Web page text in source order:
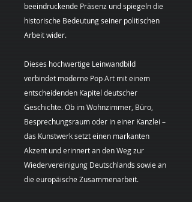
beeindruckende Präsenz und spiegeln die
historische Bedeutung seiner politischen
Arbeit wider.
Dieses hochwertige Leinwandbild
verbindet moderne Pop Art mit einem
entscheidenden Kapitel deutscher
Geschichte. Ob im Wohnzimmer, Büro,
Besprechungsraum oder in einer Kanzlei –
das Kunstwerk setzt einen markanten
Akzent und erinnert an den Weg zur
Wiedervereinigung Deutschlands sowie an
die europäische Zusammenarbeit.